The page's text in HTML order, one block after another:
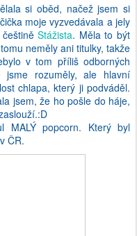
si oběd, načež jsem si
moje vyzvedávala a jely
češtiněStážista. Měla to být
neměly ani titulky, takže
v tom příliš odborných
jsme rozuměly, ale hlavní
chlapa, který ji podváděl.
jsem, že ho pošle do háje,
MALÝ popcorn. Který byl
ČR.